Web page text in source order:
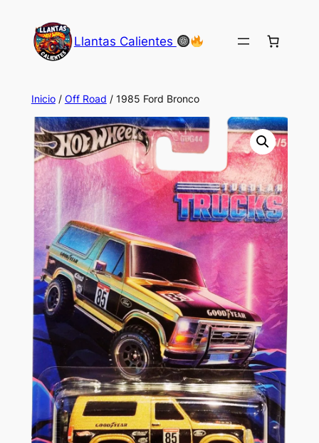
contenido
Llantas Calientes
Inicio/ Off Road / 1985 Ford Bronco